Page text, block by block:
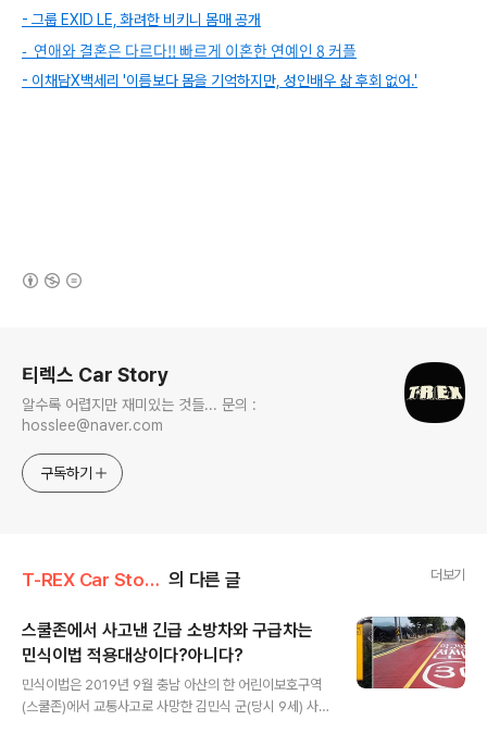
- 그룹 EXID LE, 화려한 비키니 몸매 공개
- 연애와 결혼은 다르다!! 빠르게 이혼한 연예인 8 커플
- 이채담X백세리 '이름보다 몸을 기억하지만, 성인배우 삶 후회 없어.'
티렉스 Car Story
알수록 어렵지만 재미있는 것들... 문의 :
hosslee@naver.com
구독하기
T-REX Car Story/Car 분석 톡톡 의 다른 글 더보기
스쿨존에서 사고낸 긴급 소방차와 구급차는
민식이법 적용대상이다?아니다?
민식이법은 2019년 9월 충남 아산의 한 어린이보호구역
(스쿨존)에서 교통사고로 사망한 김민식 군(당시 9세) 사고